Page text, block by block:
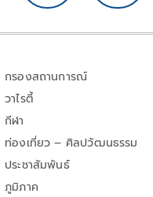
กรองสถานการณ์
วาไรตี้
กีฬา
ท่องเที่ยว – ศิลปวัฒนธรรม
ประชาสัมพันธ์
ภูมิภาค